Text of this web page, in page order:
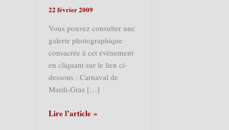
22 février 2009
Vous pouvez consulter une
galerie photographique
consacrée à cet événement
en cliquant sur le lien ci-
dessous : Carnaval de
Mardi-Gras […]
Bailleul
Lire l’article »